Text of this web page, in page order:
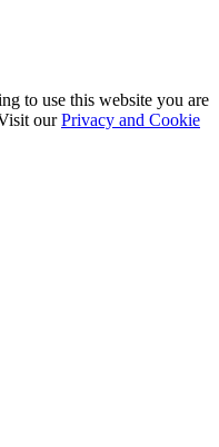
to use this website you are
ourPrivacy and Cookie